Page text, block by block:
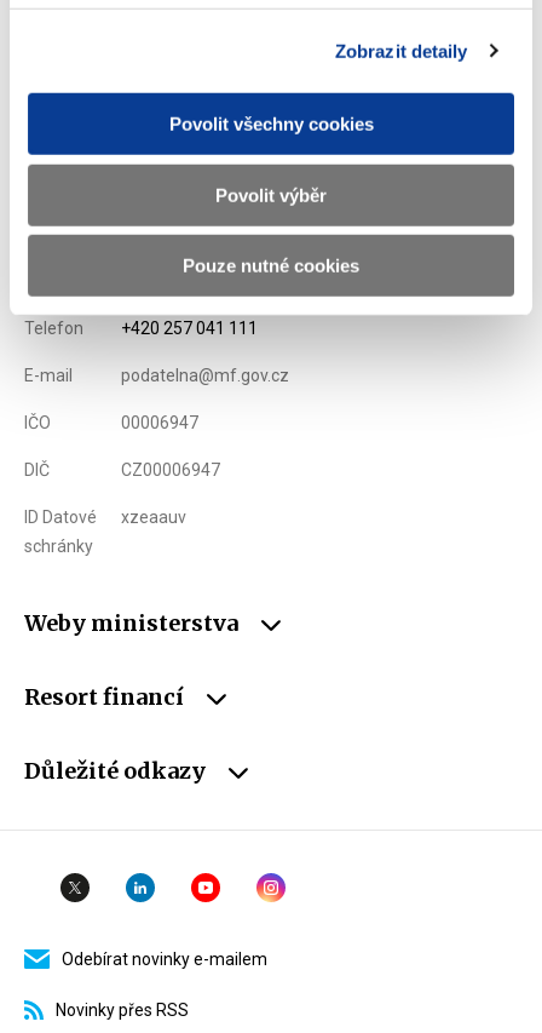
Zobrazit detaily
Povolit všechny cookies
Povolit výběr
Pouze nutné cookies
Zobrazeno 348 ×
Ministerstvo financí ČR
Telefon +420 257 041 111
E-mail podatelna@mf.gov.cz
IČO 00006947
DIČ CZ00006947
ID Datové
schránky
xzeaauv
Weby ministerstva
Resort financí
Důležité odkazy
Odebírat novinky e-mailem
Novinky přes RSS